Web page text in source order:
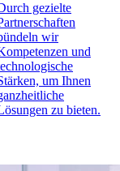
gezielte
wir
und
um Ihnen
zu bieten.